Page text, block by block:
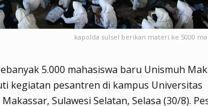
kapolda sulsel berikan materi ke 5000
5.000 mahasiswa baru Unismuh
kegiatan pesantren di kampus Universitas
Sulawesi Selatan, Selasa (30/8).